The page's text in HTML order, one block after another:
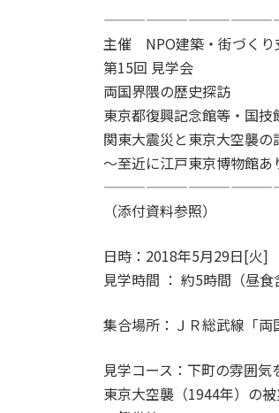
主催 NPO建築・街づくり
第15回 見学会
両国界隈の歴史探訪
東京都復興記念館等・国技
関東大震災と東京大空襲の
〜至近に江戸東京博物館あ
（添付資料参照）
日時：2018年5月29日[火
見学時間 ： 約5時間（昼食
集合場所：ＪＲ総武線「両
見学コース：下町の雰囲気
東京大空襲（1944年）の